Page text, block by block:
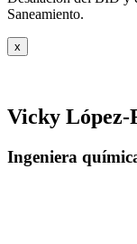
Saneamiento.
x
Vicky López-
Ingeniera